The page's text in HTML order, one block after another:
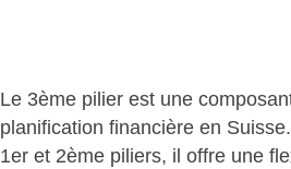
Le 3ème pilier est une
planification financière en
1er et 2ème piliers, il offre une